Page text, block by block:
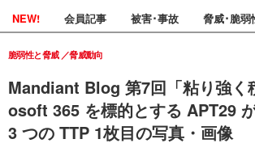
NEW! 会員記事 被害･事故 脅威･脆弱
Mandiant Blog 第7回「粘り強く
osoft 365 を標的とする APT29
3 つの TTP 1枚目の写真・画像
脆弱性と脅威 脅威動向